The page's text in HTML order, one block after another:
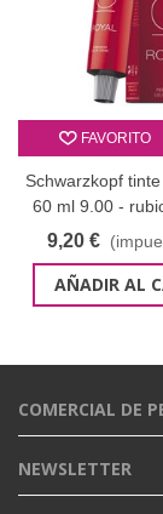
FAVORITO
Schwarzkopf
60 ml 9.00 -
intenso
9,20 €
AÑADIR AL
COMERCIAL DE
NEWSLETTER